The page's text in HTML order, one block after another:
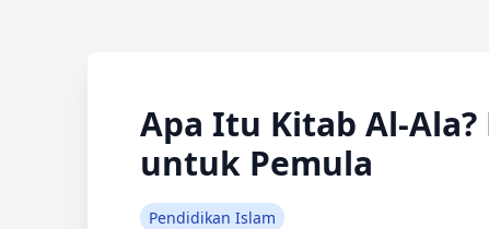
Apa Itu Kitab Al-
untuk Pemula
Pendidikan Islam